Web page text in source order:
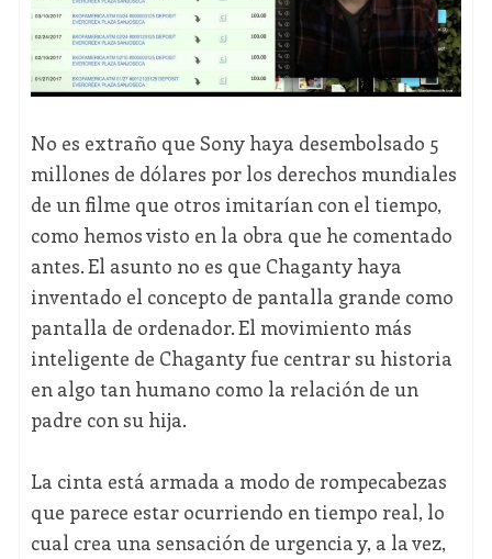
No es extraño que Sony haya desembolsado 5
millones de dólares por los derechos mundiales
de un filme que otros imitarían con el tiempo,
como hemos visto en la obra que he comentado
antes. El asunto no es que Chaganty haya
inventado el concepto de pantalla grande como
pantalla de ordenador. El movimiento más
inteligente de Chaganty fue centrar su historia
en algo tan humano como la relación de un
padre con su hija.
La cinta está armada a modo de rompecabezas
que parece estar ocurriendo en tiempo real, lo
cual crea una sensación de urgencia y, a la vez,